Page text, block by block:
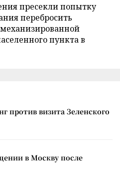
пресекли попытку
перебросить
пункта в
против визита Зеленского
в Москву после